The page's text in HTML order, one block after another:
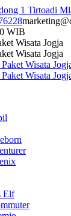
1 Tirtoadi
WIB
Wisata Jogja
Wisata Jogja
Elf